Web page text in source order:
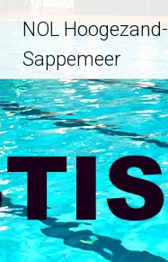
naar
inhoud
NOL Hoogezand-
Sappemeer